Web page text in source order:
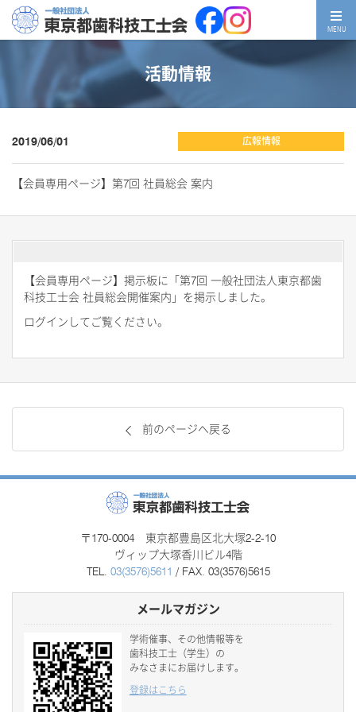
MENU
活動情報
2019/06/01 広報情報
【会員専用ページ】第7回 社員総会 案内
【会員専用ページ】掲示板に「第7回 一般社団法人東京都歯
科技工士会 社員総会開催案内」を掲示しました。
ログインしてご覧ください。
前のページへ戻る
〒170-0004 東京都豊島区北大塚2-2-10
ヴィップ大塚香川ビル4階
TEL. 03(3576)5611 / FAX. 03(3576)5615
メールマガジン
学術催事、その他情報等を
歯科技工士（学生）の
みなさまにお届けします。
登録はこちら